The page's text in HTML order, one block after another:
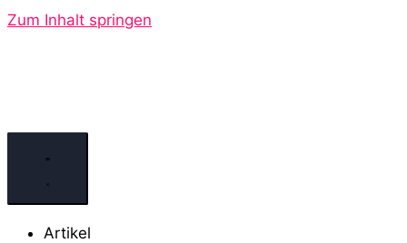
Zum Inhalt springen
Artikel